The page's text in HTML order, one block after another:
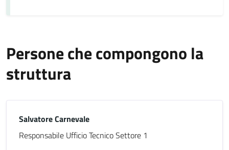
Persone che compongono la
struttura
Salvatore Carnevale
Responsabile Ufficio Tecnico Settore 1